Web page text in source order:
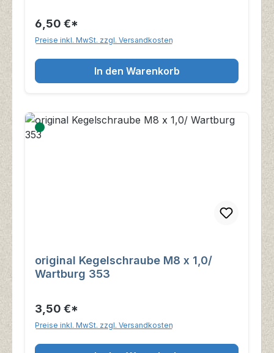
6,50 €*
Preise inkl. MwSt. zzgl. Versandkosten
In den Warenkorb
original Kegelschraube M8 x 1,0/
Wartburg 353
3,50 €*
Preise inkl. MwSt. zzgl. Versandkosten